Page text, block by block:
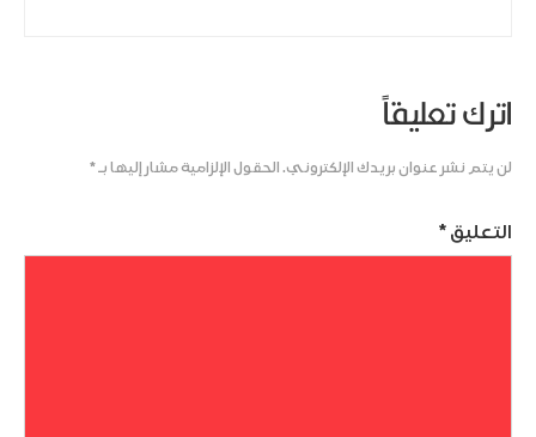
اترك تعليقاً
لن يتم نشر عنوان بريدك الإلكتروني. الحقول الإلزامية مشار إليها بـ*
التعليق *